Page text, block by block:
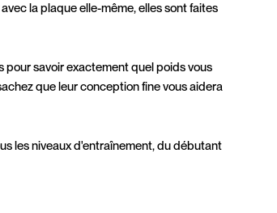
la plaque elle-même, elles sont faites
pour savoir exactement quel poids vous
que leur conception fine vous aidera
les niveaux d'entraînement, du débutant